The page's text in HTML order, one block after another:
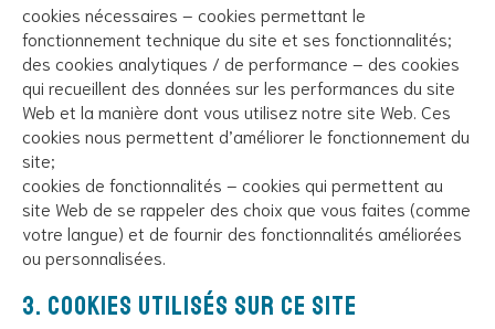
cookies nécessaires – cookies permettant le
fonctionnement technique du site et ses fonctionnalités;
des cookies analytiques / de performance – des cookies
qui recueillent des données sur les performances du site
Web et la manière dont vous utilisez notre site Web. Ces
cookies nous permettent d’améliorer le fonctionnement du
site;
cookies de fonctionnalités – cookies qui permettent au
site Web de se rappeler des choix que vous faites (comme
votre langue) et de fournir des fonctionnalités améliorées
ou personnalisées.
3. Cookies utilisés sur ce site